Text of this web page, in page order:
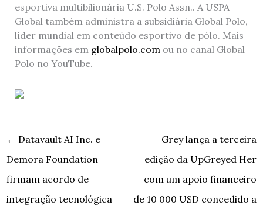
esportiva multibilionária U.S. Polo Assn.. A USPA
Global também administra a subsidiária Global Polo,
líder mundial em conteúdo esportivo de pólo. Mais
informações em globalpolo.comou no canal Global
Polo no YouTube.
← Datavault AI Inc. e
Demora Foundation
firmam acordo de
integração tecnológica
Grey lança a terceira
edição da UpGreyed Her
com um apoio financeiro
de 10 000 USD concedido a